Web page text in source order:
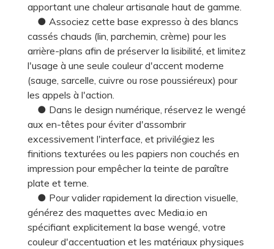
apportant une chaleur artisanale haut de gamme.
● Associez cette base expresso à des blancs
cassés chauds (lin, parchemin, crème) pour les
arrière-plans afin de préserver la lisibilité, et limitez
l'usage à une seule couleur d'accent moderne
(sauge, sarcelle, cuivre ou rose poussiéreux) pour
les appels à l'action.
● Dans le design numérique, réservez le wengé
aux en-têtes pour éviter d'assombrir
excessivement l'interface, et privilégiez les
finitions texturées ou les papiers non couchés en
impression pour empêcher la teinte de paraître
plate et terne.
● Pour valider rapidement la direction visuelle,
générez des maquettes avec Media.io en
spécifiant explicitement la base wengé, votre
couleur d'accentuation et les matériaux physiques